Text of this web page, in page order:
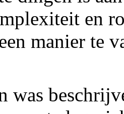
en
manier te
was